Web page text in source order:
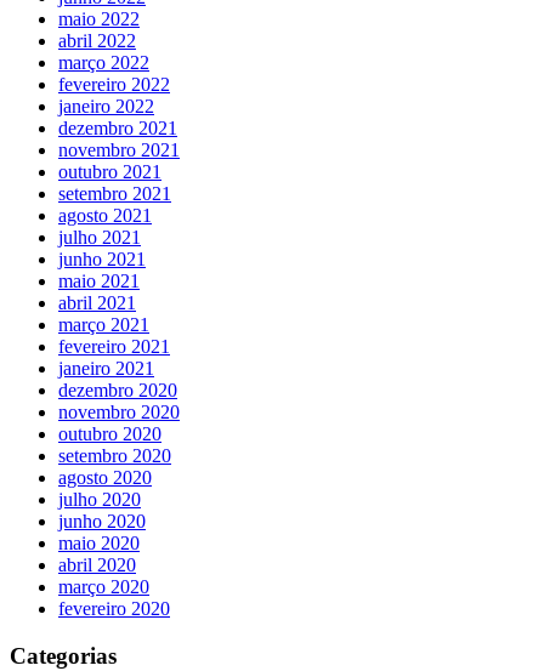
maio 2022
abril 2022
março 2022
fevereiro 2022
janeiro 2022
dezembro 2021
novembro 2021
outubro 2021
setembro 2021
agosto 2021
julho 2021
junho 2021
maio 2021
abril 2021
março 2021
fevereiro 2021
janeiro 2021
dezembro 2020
novembro 2020
outubro 2020
setembro 2020
agosto 2020
julho 2020
junho 2020
maio 2020
abril 2020
março 2020
fevereiro 2020
Categorias